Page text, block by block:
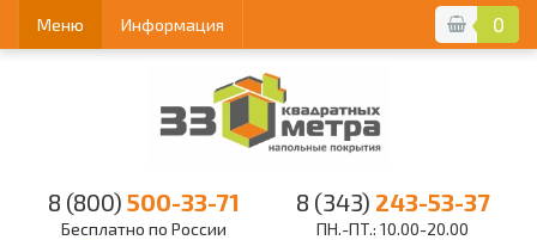
0
Меню Информация
8 (800) 500-33-71
Бесплатно по России
8 (343) 243-53-37
ПН.-ПТ.: 10.00-20.00